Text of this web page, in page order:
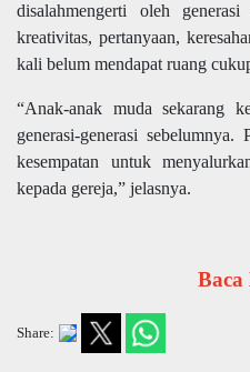
disalahmengerti oleh
kreativitas, pertanyaan,
kali belum mendapat ruang
“Anak-anak muda sekarang
generasi-generasi
kesempatan untuk
kepada gereja,” jelasnya.
Share: